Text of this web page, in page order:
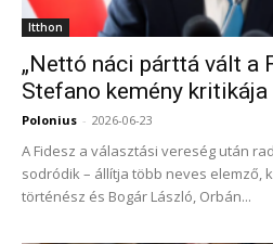
Itthon
„Nettó náci párttá vált a
Stefano kemény kritikája
Polonius - 2026-06-23
A Fidesz a választási vereség után
sodródik – állítja több neves elemző,
történész és Bogár László, Orbán...